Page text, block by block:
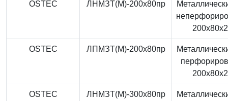
OSTEC ЛНМЗТ(М)-200x80пр
OSTEC ЛПМЗТ(М)-200x80пр
OSTEC ЛНМЗТ(М)-300x80пр